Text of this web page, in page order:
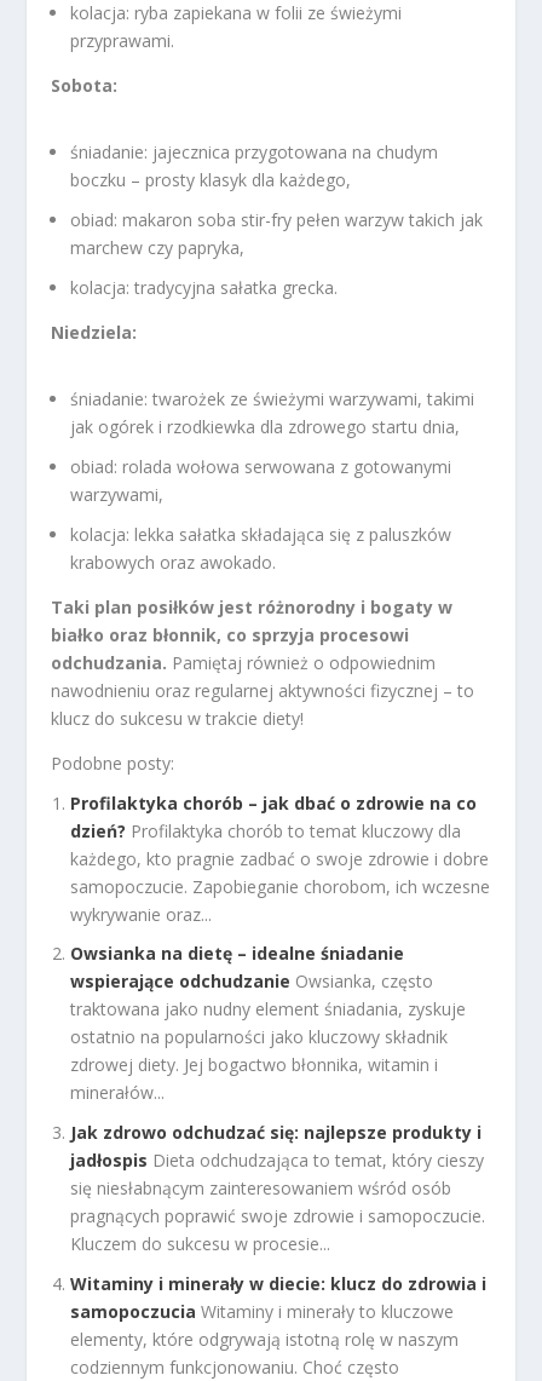
kolacja: ryba zapiekana w folii ze świeżymi
przyprawami.
Sobota:
śniadanie: jajecznica przygotowana na chudym
boczku – prosty klasyk dla każdego,
obiad: makaron soba stir-fry pełen warzyw takich jak
marchew czy papryka,
kolacja: tradycyjna sałatka grecka.
Niedziela:
śniadanie: twarożek ze świeżymi warzywami, takimi
jak ogórek i rzodkiewka dla zdrowego startu dnia,
obiad: rolada wołowa serwowana z gotowanymi
warzywami,
kolacja: lekka sałatka składająca się z paluszków
krabowych oraz awokado.
Taki plan posiłków jest różnorodny i bogaty w
białko oraz błonnik, co sprzyja procesowi
odchudzania. Pamiętaj również o odpowiednim
nawodnieniu oraz regularnej aktywności fizycznej – to
klucz do sukcesu w trakcie diety!
Podobne posty:
Profilaktyka chorób – jak dbać o zdrowie na co
dzień? Profilaktyka chorób to temat kluczowy dla
każdego, kto pragnie zadbać o swoje zdrowie i dobre
samopoczucie. Zapobieganie chorobom, ich wczesne
wykrywanie oraz...
Owsianka na dietę – idealne śniadanie
wspierające odchudzanie Owsianka, często
traktowana jako nudny element śniadania, zyskuje
ostatnio na popularności jako kluczowy składnik
zdrowej diety. Jej bogactwo błonnika, witamin i
minerałów...
Jak zdrowo odchudzać się: najlepsze produkty i
jadłospis Dieta odchudzająca to temat, który cieszy
się niesłabnącym zainteresowaniem wśród osób
pragnących poprawić swoje zdrowie i samopoczucie.
Kluczem do sukcesu w procesie...
Witaminy i minerały w diecie: klucz do zdrowia i
samopoczucia Witaminy i minerały to kluczowe
elementy, które odgrywają istotną rolę w naszym
codziennym funkcjonowaniu. Choć często